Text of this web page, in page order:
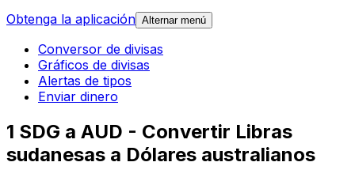
Obtenga la aplicación Alternar menú
Conversor de divisas
Gráficos de divisas
Alertas de tipos
Enviar dinero
1 SDG a AUD - Convertir Libras
sudanesas a Dólares australianos